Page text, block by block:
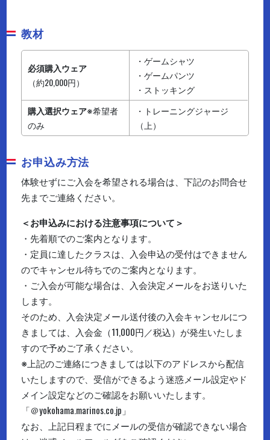
教材
必須購入ウェア
（約20,000円）
・ゲームシャツ
・ゲームパンツ
・ストッキング
購入選択ウェア※希望者
のみ
・トレーニングジャージ
（上）
お申込み方法
体験せずにご入会を希望される場合は、下記のお問合せ
先までご連絡ください。
＜お申込みにおける注意事項について＞
・先着順でのご案内となります。
・定員に達したクラスは、入会申込の受付はできません
のでキャンセル待ちでのご案内となります。
・ご入会が可能な場合は、入会決定メールをお送りいた
します。
そのため、入会決定メール送付後の入会キャンセルにつ
きましては、入会金（11,000円／税込）が発生いたしま
すので予めご了承ください。
※上記のご連絡につきましては以下のアドレスから配信
いたしますので、受信ができるよう迷惑メール設定やド
メイン設定などのご確認をお願いいたします。
「＠yokohama.marinos.co.jp」
なお、上記日程までにメールの受信が確認できない場合